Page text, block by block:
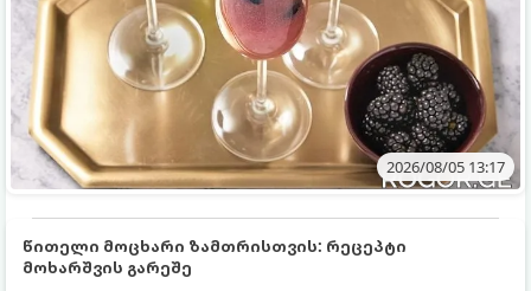
2026/08/05 13:17
წითელი მოცხარი ზამთრისთვის: რეცეპტი
მოხარშვის გარეშე